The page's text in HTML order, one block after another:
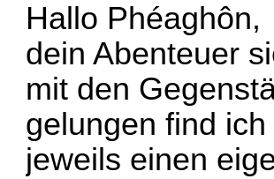
Hallo Phéaghôn,
dein Abenteuer
mit den
gelungen find
jeweils einen